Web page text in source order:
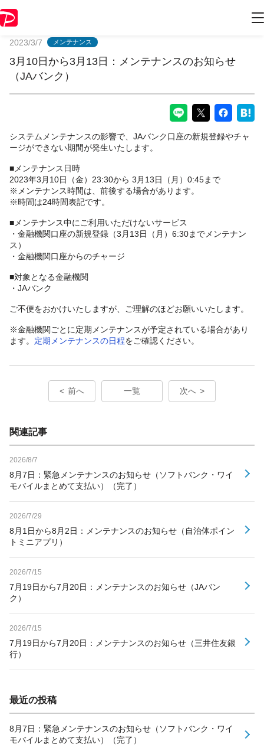
2023/3/7 メンテナンス
3月10日から3月13日：メンテナンスのお知らせ
（JAバンク）
システムメンテナンスの影響で、JAバンク口座の新規登録やチャ
ージができない期間が発生いたします。
■メンテナンス日時
2023年3月10日（金）23:30から 3月13日（月）0:45まで
※メンテナンス時間は、前後する場合があります。
※時間は24時間表記です。
■メンテナンス中にご利用いただけないサービス
・金融機関口座の新規登録（3月13日（月）6:30までメンテナン
ス）
・金融機関口座からのチャージ
■対象となる金融機関
・JAバンク
ご不便をおかけいたしますが、ご理解のほどお願いいたします。
※金融機関ごとに定期メンテナンスが予定されている場合があり
ます。 定期メンテナンスの日程をご確認ください。
前へ 一覧 次へ
関連記事
2026/8/7
8月7日：緊急メンテナンスのお知らせ（ソフトバンク・ワイ
モバイルまとめて支払い）（完了）
2026/7/29
8月1日から8月2日：メンテナンスのお知らせ（自治体ポイン
トミニアプリ）
2026/7/15
7月19日から7月20日：メンテナンスのお知らせ（JAバン
ク）
2026/7/15
7月19日から7月20日：メンテナンスのお知らせ（三井住友銀
行）
最近の投稿
8月7日：緊急メンテナンスのお知らせ（ソフトバンク・ワイ
モバイルまとめて支払い）（完了）